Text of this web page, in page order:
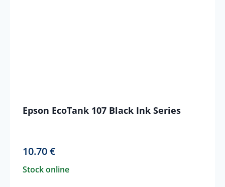
Epson EcoTank 107 Black Ink Series
10.70€
Stock online